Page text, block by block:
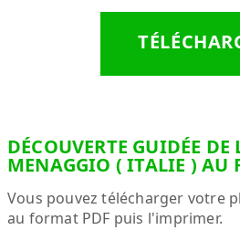
DÉCOUVERTE GUIDÉE DE
MENAGGIO ( ITALIE ) AU
Vous pouvez télécharger votre
au format PDF puis l'imprimer.